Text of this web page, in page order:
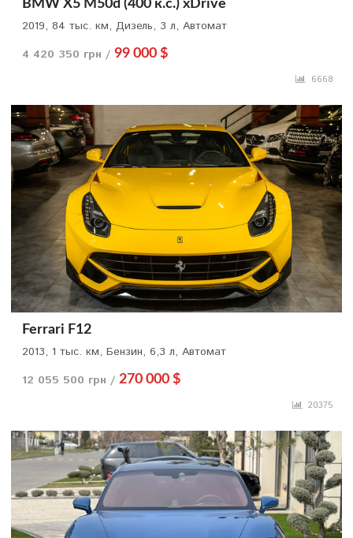
BMW X5 M50d (400 к.с.) xDrive
2019, 84 тыс. км, Дизель, 3 л, Автомат
4 420 350 грн / 99 000 $
6668
Ferrari F12
2013, 1 тыс. км, Бензин, 6,3 л, Автомат
12 055 500 грн / 270 000 $
20375